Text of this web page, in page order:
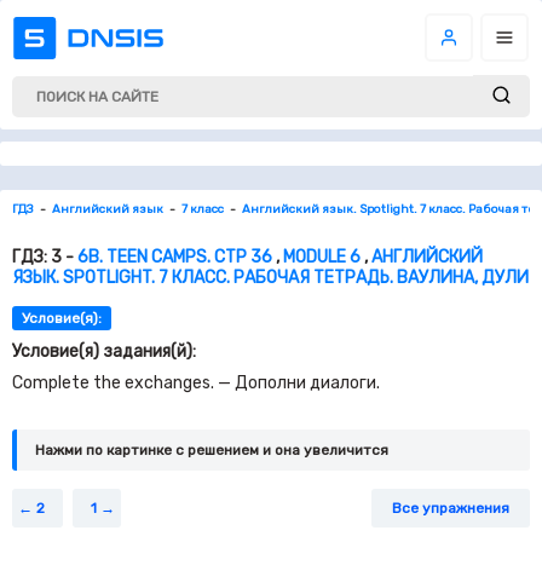
ГДЗ Английский язык 7 класс Английский язык. Spotlight. 7 класс. Рабочая
ГДЗ: 3 -6B. TEEN CAMPS. СТР 36, MODULE 6,АНГЛИЙСКИЙ
ЯЗЫК. SPOTLIGHT. 7 КЛАСС. РАБОЧАЯ ТЕТРАДЬ. ВАУЛИНА, ДУЛИ
Условие(я):
Условие(я) задания(й):
Complete the exchanges. — Дополни диалоги.
Нажми по картинке c решением и она увеличится
2 1 Все упражнения